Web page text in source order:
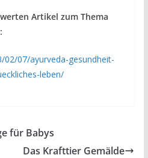
Artikel zum Thema
07/ayurveda-gesundheit-
leben/
für Babys
Das Krafttier Gemälde